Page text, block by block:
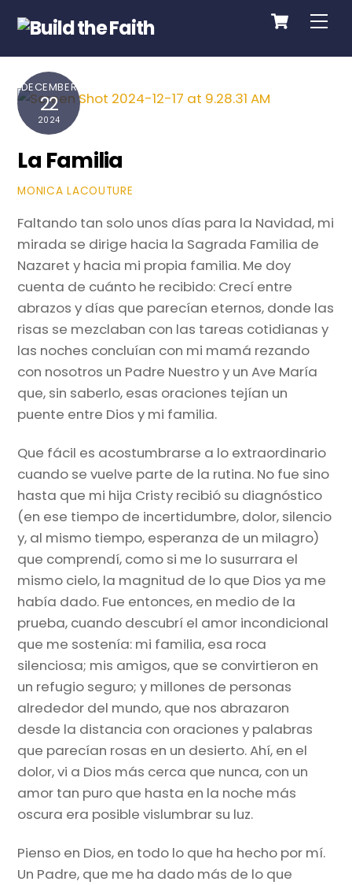
content
Cart
DECEMBER
22
2024
La Familia
MONICA LACOUTURE
Faltando tan solo unos días para la Navidad, mi
mirada se dirige hacia la Sagrada Familia de
Nazaret y hacia mi propia familia. Me doy
cuenta de cuánto he recibido: Crecí entre
abrazos y días que parecían eternos, donde las
risas se mezclaban con las tareas cotidianas y
las noches concluían con mi mamá rezando
con nosotros un Padre Nuestro y un Ave María
que, sin saberlo, esas oraciones tejían un
puente entre Dios y mi familia.
Que fácil es acostumbrarse a lo extraordinario
cuando se vuelve parte de la rutina. No fue sino
hasta que mi hija Cristy recibió su diagnóstico
(en ese tiempo de incertidumbre, dolor, silencio
y, al mismo tiempo, esperanza de un milagro)
que comprendí, como si me lo susurrara el
mismo cielo, la magnitud de lo que Dios ya me
había dado. Fue entonces, en medio de la
prueba, cuando descubrí el amor incondicional
que me sostenía: mi familia, esa roca
silenciosa; mis amigos, que se convirtieron en
un refugio seguro; y millones de personas
alrededor del mundo, que nos abrazaron
desde la distancia con oraciones y palabras
que parecían rosas en un desierto. Ahí, en el
dolor, vi a Dios más cerca que nunca, con un
amor tan puro que hasta en la noche más
oscura era posible vislumbrar su luz.
Pienso en Dios, en todo lo que ha hecho por mí.
Un Padre, que me ha dado más de lo que